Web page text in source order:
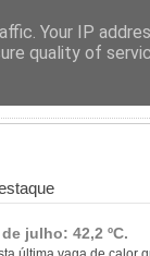
julho: 42,2 ºC.
Your IP
quality of